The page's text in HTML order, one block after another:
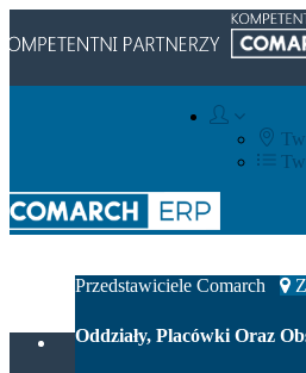
Przedstawiciele Comarch
Oddziały, Placówki Oraz